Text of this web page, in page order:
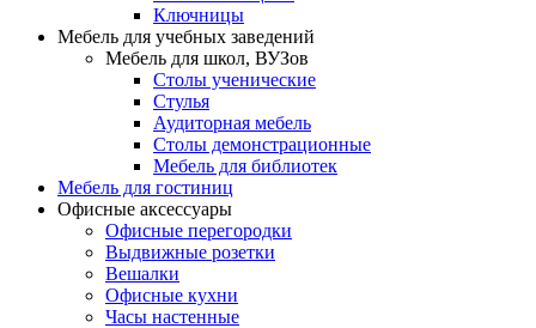
Ключницы
Мебель для учебных заведений
Мебель для школ, ВУЗов
Столы ученические
Стулья
Аудиторная мебель
Столы демонстрационные
Мебель для библиотек
Мебель для гостиниц
Офисные аксессуары
Офисные перегородки
Выдвижные розетки
Вешалки
Офисные кухни
Часы настенные